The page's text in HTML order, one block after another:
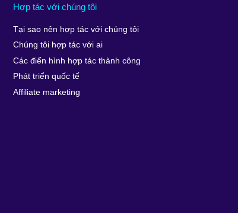
Hợp tác với chúng tôi
Tại sao nên hợp tác với chúng tôi
Chúng tôi hợp tác với ai
Các điển hình hợp tác thành công
Phát triển quốc tế
Affiliate marketing